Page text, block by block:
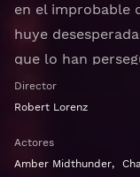
en el improbable
huye
que lo han
Otros títulos:
español latino,
Director
Robert Lorenz
Actores
Amber Midthunder,